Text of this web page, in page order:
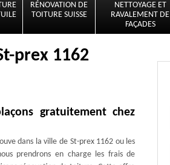
RÉNOVATION DE
TOITURE SUISSE
NETTOYAGE ET
RAVALEMENT DE
FAÇADES
prex 1162
gratuitement chez
dans la ville de St-prex 1162 ou les
prendrons en charge les frais de